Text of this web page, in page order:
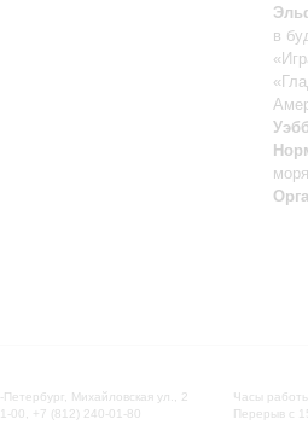
в
Петербург, Михайловская ул., 2
00, +7 (812) 240-01-80
Часы
Перерыв с